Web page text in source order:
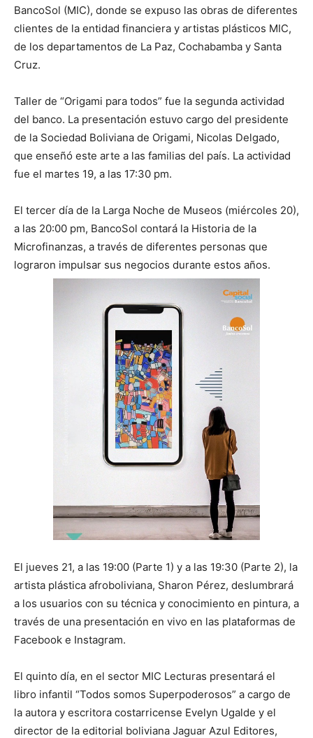
BancoSol (MIC), donde se expuso las obras de diferentes
clientes de la entidad financiera y artistas plásticos MIC,
de los departamentos de La Paz, Cochabamba y Santa
Cruz.
Taller de “Origami para todos” fue la segunda actividad
del banco. La presentación estuvo cargo del presidente
de la Sociedad Boliviana de Origami, Nicolas Delgado,
que enseñó este arte a las familias del país. La actividad
fue el martes 19, a las 17:30 pm.
El tercer día de la Larga Noche de Museos (miércoles 20),
a las 20:00 pm, BancoSol contará la Historia de la
Microfinanzas, a través de diferentes personas que
lograron impulsar sus negocios durante estos años.
El jueves 21, a las 19:00 (Parte 1) y a las 19:30 (Parte 2), la
artista plástica afroboliviana, Sharon Pérez, deslumbrará
a los usuarios con su técnica y conocimiento en pintura, a
través de una presentación en vivo en las plataformas de
Facebook e Instagram.
El quinto día, en el sector MIC Lecturas presentará el
libro infantil “Todos somos Superpoderosos” a cargo de
la autora y escritora costarricense Evelyn Ugalde y el
director de la editorial boliviana Jaguar Azul Editores,